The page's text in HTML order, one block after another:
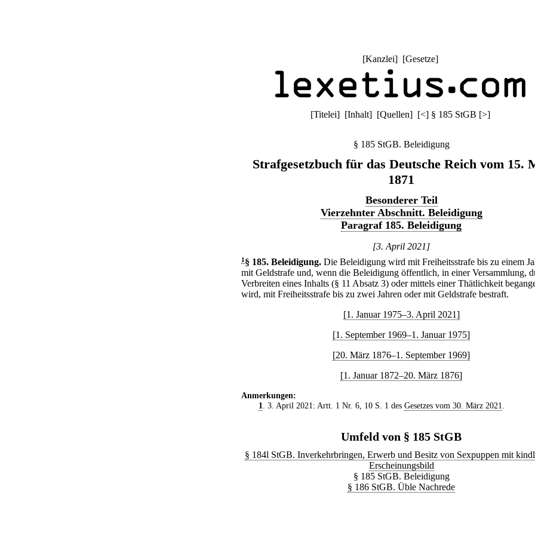
[Kanzlei] [Gesetze]
[Titelei] [Inhalt] [Quellen] [<] § 185 StGB [>]
§ 185 StGB. Beleidigung
Strafgesetzbuch für das Deutsche Reich vom 15.
1871
Besonderer Teil
Vierzehnter Abschnitt. Beleidigung
Paragraf 185. Beleidigung
[3. April 2021]
1 § 185. Beleidigung. Die Beleidigung wird mit Freiheitsstrafe bis zu einem
mit Geldstrafe und, wenn die Beleidigung öffentlich, in einer Versammlung,
Verbreiten eines Inhalts (§ 11 Absatz 3) oder mittels einer Thätlichkeit
wird, mit Freiheitsstrafe bis zu zwei Jahren oder mit Geldstrafe bestraft.
[1. Januar 1975–3. April 2021]
[1. September 1969–1. Januar 1975]
[20. März 1876–1. September 1969]
[1. Januar 1872–20. März 1876]
Anmerkungen:
1
. 3. April 2021: Artt. 1 Nr. 6, 10 S. 1 des Gesetzes vom 30. März 2021
Umfeld von § 185 StGB
§ 184l StGB. Inverkehrbringen, Erwerb und Besitz von Sexpuppen mit
Erscheinungsbild
§ 185 StGB. Beleidigung
§ 186 StGB. Üble Nachrede